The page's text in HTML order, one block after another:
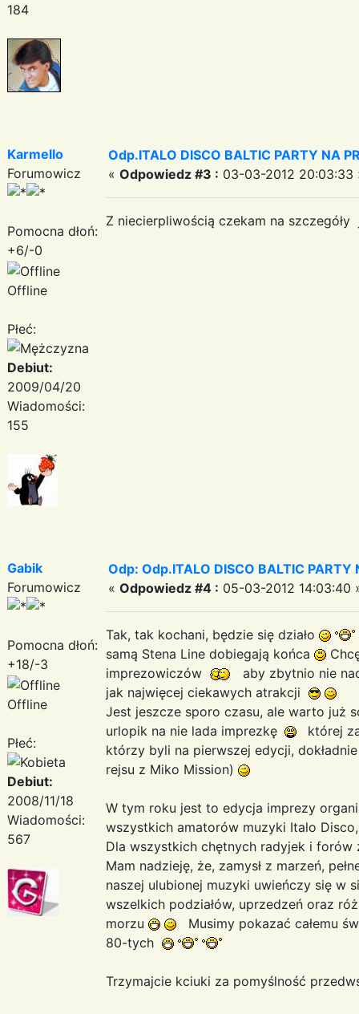
184
Karmello
Forumowicz
Pomocna dłoń:
+6/-0
Offline
Płeć:
Debiut:
2009/04/20
Wiadomości:
155
Odp.ITALO DISCO BALTIC PARTY NA
« Odpowiedz #3 : 03-03-2012 20:03:33
Z niecierpliwością czekam na
Gabik
Forumowicz
Pomocna dłoń:
+18/-3
Offline
Płeć:
Debiut:
2008/11/18
Wiadomości:
567
Odp: Odp.ITALO DISCO BALTIC PARTY
« Odpowiedz #4 : 05-03-2012 14:03:40
Tak, tak kochani, będzie się działo
samą Stena Line dobiegają końca
imprezowiczów
aby zbytnio nie
jak najwięcej ciekawych atrakcji
Jest jeszcze sporo czasu, ale warto już
urlopik na nie lada imprezkę
której
którzy byli na pierwszej edycji,
rejsu z Miko Mission)
W tym roku jest to edycja imprezy
wszystkich amatorów muzyki Italo
Dla wszystkich chętnych radyjek i
Mam nadzieję, że, zamysł z marzeń,
naszej ulubionej muzyki uwieńczy się w
wszelkich podziałów, uprzedzeń oraz
morzu
Musimy pokazać całemu
80-tych
Trzymajcie kciuki za pomyślność